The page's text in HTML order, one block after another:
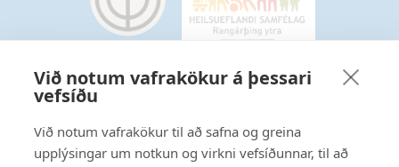
Við notum vafrakökur á þessari
vefsíðu
Við notum vafrakökur til að safna og greina
upplýsingar um notkun og virkni vefsíðunnar, til að
Starfsmannavefur
Hafðu samband